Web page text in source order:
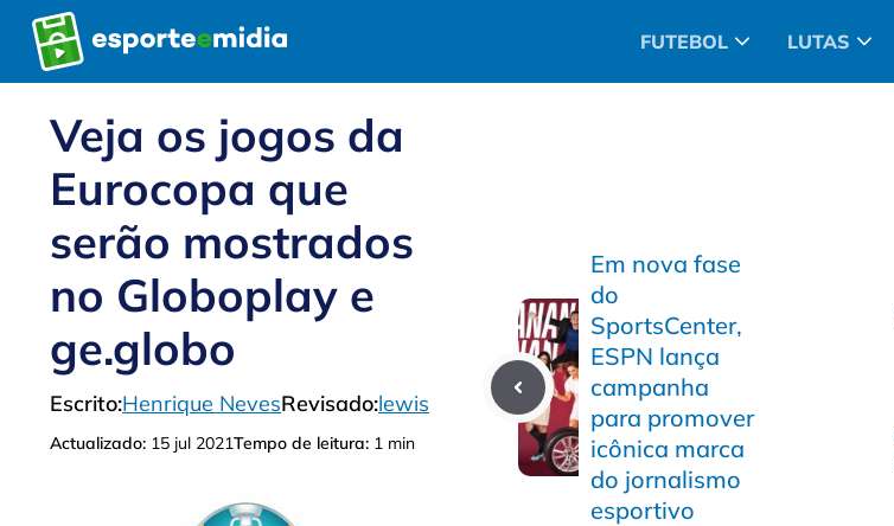
Pular
para
o
FUTEBOL LUTAS
Veja os jogos da
Eurocopa que
serão mostrados
no Globoplay e
ge.globo
Escrito:Henrique NevesRevisado:lewis
Actualizado: 15 jul 2021Tempo de leitura: 1 min
Em nova fase
do
SportsCenter,
ESPN lança
campanha
para promover
icônica marca
do jornalismo
esportivo